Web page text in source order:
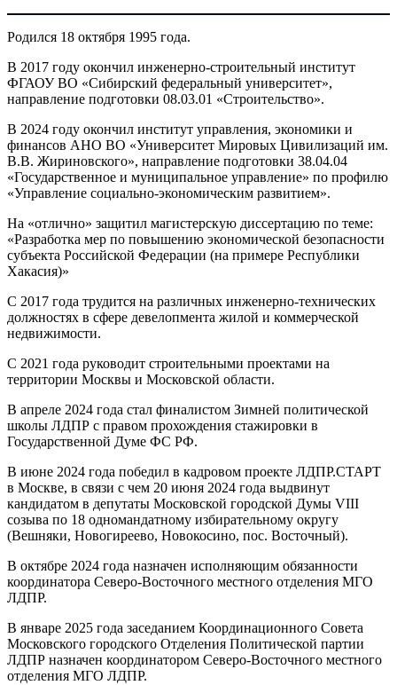
Родился 18 октября 1995 года.
В 2017 году окончил инженерно-строительный институт
ФГАОУ ВО «Сибирский федеральный университет»,
направление подготовки 08.03.01 «Строительство».
В 2024 году окончил институт управления, экономики и
финансов АНО ВО «Университет Мировых Цивилизаций им.
В.В. Жириновского», направление подготовки 38.04.04
«Государственное и муниципальное управление» по профилю
«Управление социально-экономическим развитием».
На «отлично» защитил магистерскую диссертацию по теме:
«Разработка мер по повышению экономической безопасности
субъекта Российской Федерации (на примере Республики
Хакасия)»
С 2017 года трудится на различных инженерно-технических
должностях в сфере девелопмента жилой и коммерческой
недвижимости.
С 2021 года руководит строительными проектами на
территории Москвы и Московской области.
В апреле 2024 года стал финалистом Зимней политической
школы ЛДПР с правом прохождения стажировки в
Государственной Думе ФС РФ.
В июне 2024 года победил в кадровом проекте ЛДПР.СТАРТ
в Москве, в связи с чем 20 июня 2024 года выдвинут
кандидатом в депутаты Московской городской Думы VIII
созыва по 18 одномандатному избирательному округу
(Вешняки, Новогиреево, Новокосино, пос. Восточный).
В октябре 2024 года назначен исполняющим обязанности
координатора Северо-Восточного местного отделения МГО
ЛДПР.
В январе 2025 года заседанием Координационного Совета
Московского городского Отделения Политической партии
ЛДПР назначен координатором Северо-Восточного местного
отделения МГО ЛДПР.